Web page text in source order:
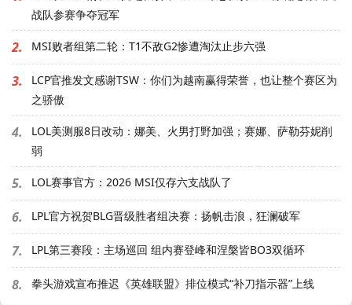
战队参赛争夺冠军
2. MSI败者组第二轮：T1不敌G2惨遭淘汰止步六强
3.
LCP官推发文感谢TSW：你们为越南赢得荣誉，也让整个赛区为
之骄傲
4.
LOL美测服8日改动：娜美、火男打野加强；赛娜、萨勒芬妮削
弱
5. LOL赛事官方：2026 MSI仅存六支战队了
6. LPL官方祝贺BLG晋级胜者组决赛：扬帆击浪，狂澜破军
7. LPL第三赛段：主场巡回 组内赛登峰和涅槃皆BO3双循环
8. 拳头游戏宣布推迟《英雄联盟》排位模式“补刀指示器”上线